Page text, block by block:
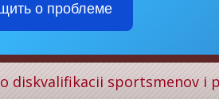
о проблеме
diskvalifikacii sportsmenov i